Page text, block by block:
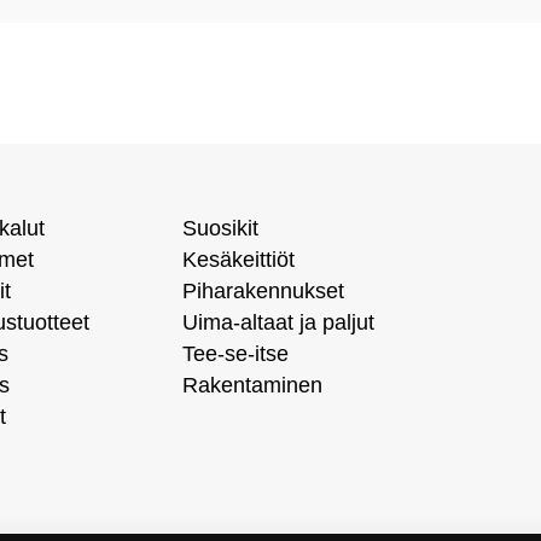
Suosikit
Kesäkeittiöt
Piharakennukset
Uima-altaat ja paljut
Tee-se-itse
Rakentaminen